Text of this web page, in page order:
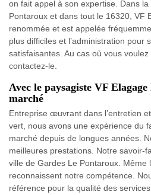
on fait appel à son expertise. Dans
Pontaroux et dans tout le 16320, VF
renommée et est appelée
plus difficiles et l’administration pour
satisfaisantes. Au cas où vous
contactez-le.
Avec le paysagiste VF
marché
Entreprise œuvrant dans l’entretien
vert, nous avons une expérience du
marché depuis de longues années.
meilleures prestations. Notre savoir-
ville de Gardes Le Pontaroux. Même
reconnaissent notre compétence.
référence pour la qualité des